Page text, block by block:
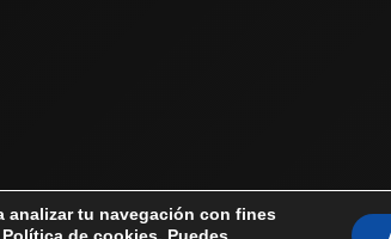
analizar tu navegación con fines